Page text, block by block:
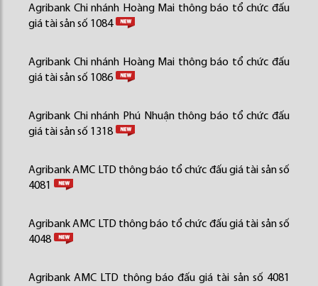
Agribank Chi nhánh Hoàng Mai thông báo tổ chức đấu
giá tài sản số 1084
Agribank Chi nhánh Hoàng Mai thông báo tổ chức đấu
giá tài sản số 1086
Agribank Chi nhánh Phú Nhuận thông báo tổ chức đấu
giá tài sản số 1318
Agribank AMC LTD thông báo tổ chức đấu giá tài sản số
4081
Agribank AMC LTD thông báo tổ chức đấu giá tài sản số
4048
Agribank AMC LTD thông báo đấu giá tài sản số 4081